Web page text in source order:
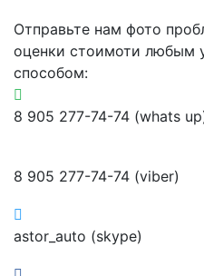
Отправьте нам фото
оценки стоимоти любым
способом:
8 905 277-74-74 (whats
8 905 277-74-74 (viber)
astor_auto (skype)